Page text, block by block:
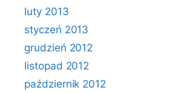
luty 2013
styczeń 2013
grudzień 2012
listopad 2012
październik 2012